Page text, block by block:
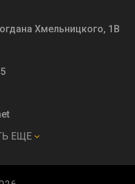
Хмельницкого, 1В
ЕЩЕ